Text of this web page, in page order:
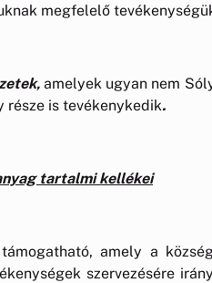
megfelelő
amelyek ugyan nem
része is tevékenykedik.
tartalmi kellékei
amely a
szervezésére